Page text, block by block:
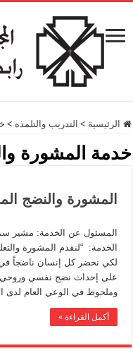
الرئيسية > التدريب والتلمذه >
خدمة المشورة
المشورة والنضج
المسئول عن الخدمة: مشير
الخدمة: “لنقدم المشورة
لكي نحضر كل إنسان ناضجاً
على إحداث نضج نفسي
وملحوظ في الوعي العام لدى
أكمل القراءة »